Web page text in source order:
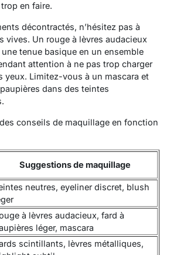
en faire.
décontractés, n’hésitez pas à
vives. Un rouge à lèvres audacieux
tenue basique en un ensemble
attention à ne pas trop charger
yeux. Limitez-vous à un mascara et
dans des teintes
conseils de maquillage en fonction
Suggestions de maquillage
neutres, eyeliner discret, blush
à lèvres audacieux, fard à
léger, mascara
scintillants, lèvres métalliques,